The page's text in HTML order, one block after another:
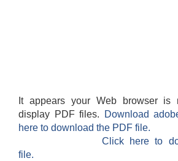
It appears your Web browser is
display PDF files.
Download
here to download the PDF file.
Click here to
file.